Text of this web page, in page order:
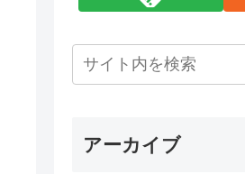
アーカイブ